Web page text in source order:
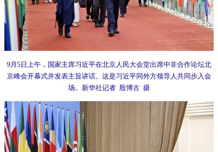
9月5日上午，国家主席习近平在北京人民大会堂出席中非合作论坛北
京峰会开幕式并发表主旨讲话。这是习近平同外方领导人共同步入会
场。新华社记者 殷博古 摄